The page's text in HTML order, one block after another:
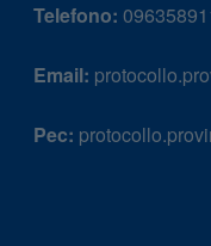
Telefono:
Email:
Pec: